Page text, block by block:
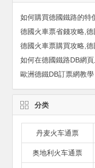
分类
丹麦火车通票
奥地利火车通票